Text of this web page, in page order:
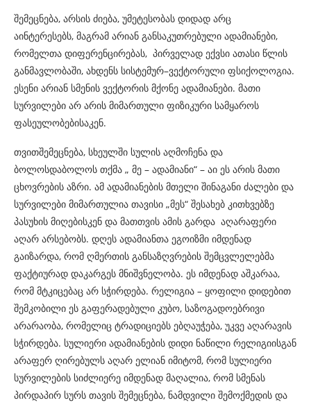
შემეცნება, არსის ძიება, უმეტესობას დიდად არც
აინტერესებს, მაგრამ არიან განსაკუთრებული ადამიანები,
რომელთა დიფერენცირებას, პირველად ექვსი ათასი წლის
განმავლობაში, ახდენს სისტემურ–ვექტორული ფსიქოლოგია.
ესენი არიან სმენის ვექტორის მქონე ადამიანები. მათი
სურვილები არ არის მიმართული ფიზიკური სამყაროს
ფასეულობებისაკენ.
თვითშემეცნება, სხეულში სულის აღმოჩენა და
ბოლოსდაბოლოს თქმა „ მე – ადამიანი“ – აი ეს არის მათი
ცხოვრების აზრი. ამ ადამიანების მთელი შინაგანი ძალები და
სურვილები მიმართულია თავისი „მეს“ შესახებ კითხვებზე
პასუხის მიღებისკენ და მათთვის ამის გარდა აღარაფერი
აღარ არსებობს. დღეს ადამიანთა ეგოიზმი იმდენად
გაიზარდა, რომ ღმერთის განსაზღვრების შემცვლელებმა
ფაქტიურად დაკარგეს მნიშვნელობა. ეს იმდენად აშკარაა,
რომ მტკიცებაც არ სჭირდება. რელიგია – ყოფილი დიდებით
შემკობილი ეს გაფერადებული კუბო, საზოგადოებრივი
არარაობა, რომელიც ტრადიციებს ებღაუჭება, უკვე აღარავის
სჭირდება. სულიერი ადამიანების დიდი ნაწილი რელიგიისგან
არაფერ ღირებულს აღარ ელიან იმიტომ, რომ სულიერი
სურვილების სიძლიერე იმდენად მაღალია, რომ სმენას
პირდაპირ სურს თავის შემეცნება, ნამდვილი შემოქმედის და